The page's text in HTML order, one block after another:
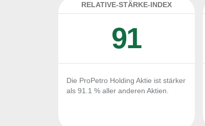
RELATIVE-STÄRKE-INDEX
91
Die ProPetro Holding Aktie ist stärker
als 91.1 % aller anderen Aktien.